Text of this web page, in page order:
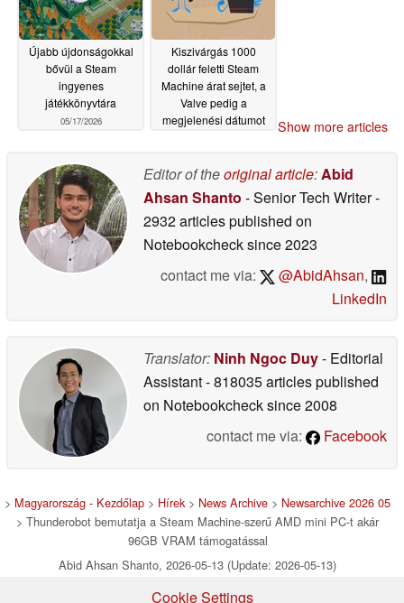
Újabb újdonságokkal
bővül a Steam
ingyenes
játékkönyvtára
05/17/2026
Kiszivárgás 1000
dollár feletti Steam
Machine árat sejtet, a
Valve pedig a
megjelenési dátumot
Show more articles
Editor of theoriginal article:Abid
Ahsan Shanto - Senior Tech Writer-
2932 articles published on
Notebookchecksince 2023
contact me via:
@AbidAhsan,
LinkedIn
Translator: Ninh Ngoc Duy- Editorial
Assistant- 818035 articles published
on Notebookchecksince 2008
contact me via:
Facebook
> Magyarország - Kezdőlap > Hírek> News Archive > Newsarchive 2026 05
> Thunderobot bemutatja a Steam Machine-szerű AMD mini PC-t akár
96GB VRAM támogatással
Abid Ahsan Shanto, 2026-05-13 (Update: 2026-05-13)
Cookie Settings